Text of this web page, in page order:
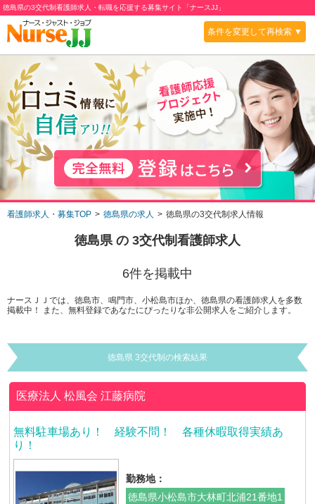
徳島県の3交代制看護師求人・転職を応援する募集サイト「ナースJJ」
条件を変更して再検索 ▼
看護師求人・募集TOP 徳島県の求人 徳島県の3交代制求人情報
徳島県の 3交代制 看護師求人
6件を掲載中
ナースＪＪでは、徳島市、鳴門市、小松島市ほか、徳島県の看護師求人を多数
掲載中！ また、無料登録であなたにぴったりな非公開求人をご紹介します。
徳島県 3交代制の検索結果
医療法人 松風会江藤病院
無料駐車場あり！ 経験不問！ 各種休暇取得実績あ
り！
勤務地：
徳島県小松島市大林町北浦21番地1